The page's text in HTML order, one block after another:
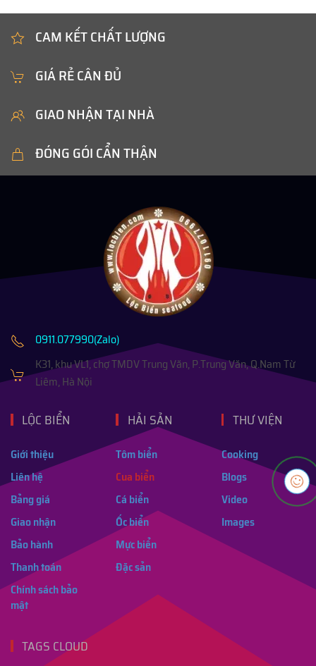
CAM KẾT CHẤT LƯỢNG
GIÁ RẺ CÂN ĐỦ
GIAO NHẬN TẠI NHÀ
ĐÓNG GÓI CẨN THẬN
0911.077990(Zalo)
K31, khu VL1, chợ TMDV Trung Văn, P.Trung Văn, Q.Nam Từ
Liêm, Hà Nội
LỘC BIỂN
Giới thiệu
Liên hệ
Bảng giá
Giao nhận
Bảo hành
Thanh toán
Chính sách bảo
mật
HẢI SẢN
Tôm biển
Cua biển
Cá biển
Ốc biển
Mực biển
Đặc sản
THƯ VIỆN
Cooking
Blogs
Video
Images
TAGS CLOUD